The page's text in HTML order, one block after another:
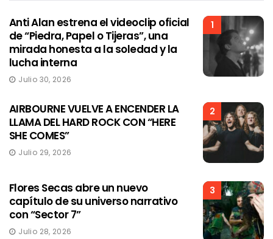
1
Anti Alan estrena el videoclip oficial
de “Piedra, Papel o Tijeras”, una
mirada honesta a la soledad y la
lucha interna
Julio 30, 2026
2
AIRBOURNE VUELVE A ENCENDER LA
LLAMA DEL HARD ROCK CON “HERE
SHE COMES”
Julio 29, 2026
3
Flores Secas abre un nuevo
capítulo de su universo narrativo
con “Sector 7”
Julio 28, 2026